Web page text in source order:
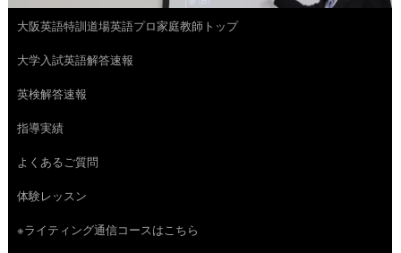
コ
ン
テ
ン
ツ
へ
ス
大阪英語特訓道場英語プロ家庭教師トップ
大学入試英語解答速報
英検解答速報
指導実績
よくあるご質問
体験レッスン
※ライティング通信コースはこちら